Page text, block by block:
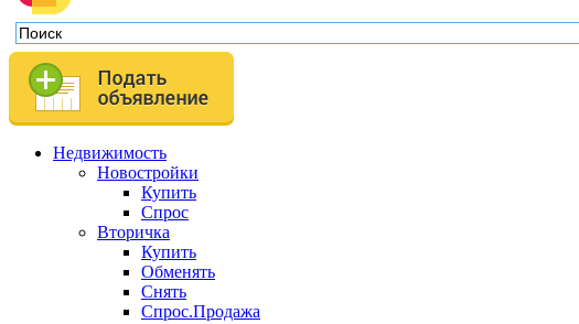
Недвижимость
Новостройки
Купить
Спрос
Вторичка
Купить
Обменять
Снять
Спрос.Продажа